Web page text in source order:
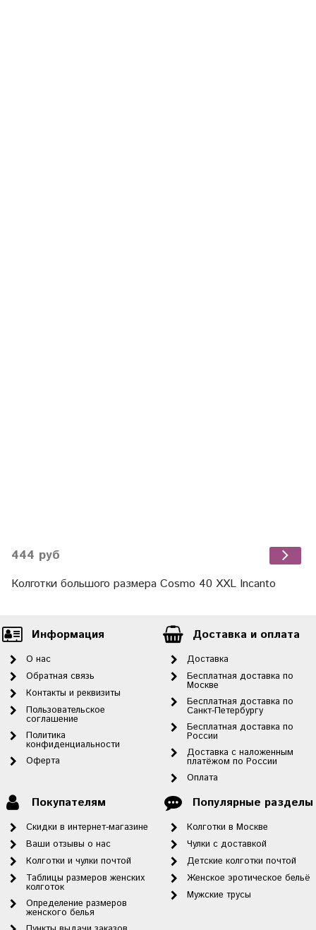
444 руб
Колготки большого размера Cosmo 40 XXL Incanto
Информация
О нас
Обратная связь
Контакты и реквизиты
Пользовательское
соглашение
Политика
конфиденциальности
Оферта
Доставка и оплата
Доставка
Бесплатная доставка по
Москве
Бесплатная доставка по
Санкт-Петербургу
Бесплатная доставка по
России
Доставка с наложенным
платёжом по России
Оплата
Покупателям
Скидки в интернет-магазине
Ваши отзывы о нас
Колготки и чулки почтой
Таблицы размеров женских
колготок
Определение размеров
женского белья
Популярные разделы
Колготки в Москве
Чулки с доставкой
Детские колготки почтой
Женское эротическое бельё
Мужские трусы